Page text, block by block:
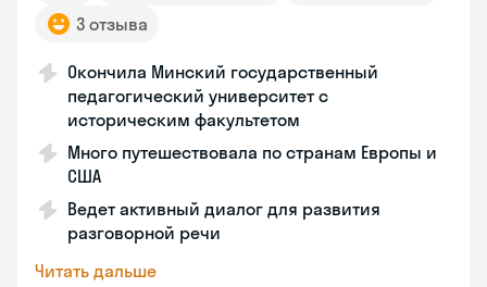
3 отзыва
Окончила Минский государственный
педагогический университет с
историческим факультетом
Много путешествовала по странам Европы и
США
Ведет активный диалог для развития
разговорной речи
Читать дальше